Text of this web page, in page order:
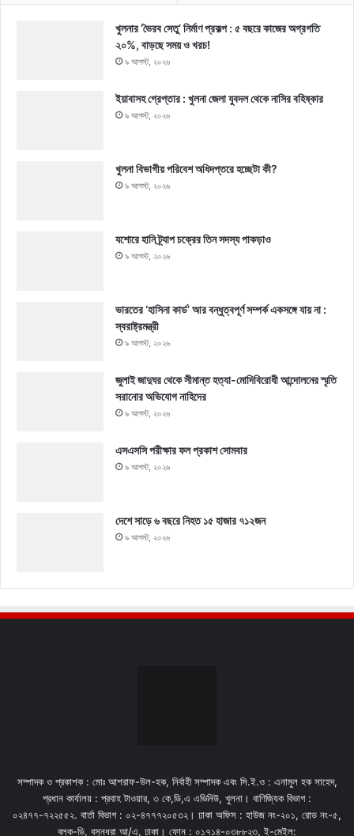
খুলনার ‘ভৈরব সেতু’ নির্মাণ প্রকল্প : ৫ বছরে কাজের অগ্রগতি
২০%, বাড়ছে সময় ও খরচ!
৯ আগস্ট, ২০২৬
ইয়াবাসহ গ্রেপ্তার : খুলনা জেলা যুবদল থেকে নাসির বহিষ্কার
৯ আগস্ট, ২০২৬
খুলনা বিভাগীয় পরিবেশ অধিদপ্তরে হচ্ছেটা কী?
৯ আগস্ট, ২০২৬
যশোরে হানি ট্র্যাপ চক্রের তিন সদস্য পাকড়াও
৯ আগস্ট, ২০২৬
ভারতের ‘হাসিনা কার্ড’ আর বন্ধুত্বপূর্ণ সম্পর্ক একসঙ্গে যায় না :
স্বরাষ্ট্রমন্ত্রী
৯ আগস্ট, ২০২৬
জুলাই জাদুঘর থেকে সীমান্ত হত্যা-মোদিবিরোধী আন্দোলনের স্মৃতি
সরানোর অভিযোগ নাহিদের
৯ আগস্ট, ২০২৬
এসএসসি পরীক্ষার ফল প্রকাশ সোমবার
৯ আগস্ট, ২০২৬
দেশে সাড়ে ৬ বছরে নিহত ১৫ হাজার ৭১২জন
৯ আগস্ট, ২০২৬
সম্পাদক ও প্রকাশক : মোঃ আশরাফ-উল-হক, নির্বাহী সম্পাদক এবং সি.ই.ও : এনামুল হক সাহেদ,
প্রধান কার্যালয় : প্রবাহ টাওয়ার, ৩ কে,ডি,এ এভিনিউ, খুলনা। বাণিজ্যিক বিভাগ :
০২৪৭৭-৭২২৫৫২. বার্তা বিভাগ : ০২-৪৭৭৭২০৫৩২। ঢাকা অফিস : হাউজ নং-২০১, রোড নং-৫,
ব্লক-ডি, বসুন্ধরা আ/এ, ঢাকা। ফোন : ০১৭১৪-০৩৮৮২৩, ই-মেইল: